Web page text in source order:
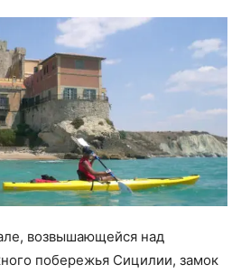
возвышающейся над
побережья Сицилии, замок